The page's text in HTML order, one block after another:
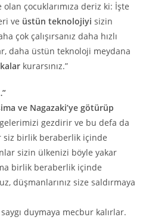
olan çocuklarımıza deriz ki: İşte
ve üstün teknolojiyi sizin
çok çalışırsanız daha hızlı
daha üstün teknoloji meydana
kurarsınız.”
ve Nagazaki’ye götürüp
gezdirir ve bu defa da
siz birlik beraberlik içinde
sizin ülkenizi böyle yakar
birlik beraberlik içinde
düşmanlarınız size saldırmaya
duymaya mecbur kalırlar.